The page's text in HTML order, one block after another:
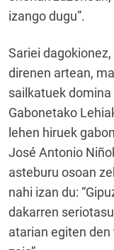
izango dugu”.
Sariei
direnen artean,
sailkatuek
Gabonetako
lehen hiruek
José Antonio
asteburu osoan
nahi izan du:
dakarren
atarian egiten